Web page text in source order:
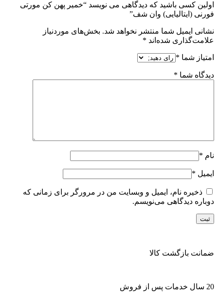
اولین کسی باشید که دیدگاهی می نویسد “خمیر پهن کن مورتی
فورنی (ایتالیایی) وان شف”
نشانی ایمیل شما منتشر نخواهد شد. بخش‌های موردنیاز
علامت‌گذاری شده‌اند *
امتیاز شما *
دیدگاه شما *
نام *
ایمیل *
ذخیره نام، ایمیل و وبسایت من در مرورگر برای زمانی که
دوباره دیدگاهی می‌نویسم.
ضمانت بازگشت کالا
20 سال خدمات پس از فروش